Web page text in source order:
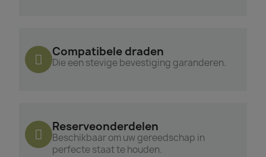
Compatibele draden
Die een stevige bevestiging garanderen.
Reserveonderdelen
Beschikbaar om uw gereedschap in
perfecte staat te houden.